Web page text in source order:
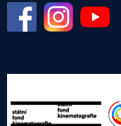
FacebookInstagramYouTube